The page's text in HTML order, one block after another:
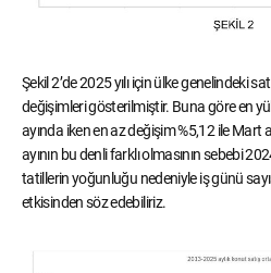
Şekil 2’de 2025 yılı için ülke genelindeki
değişimleri gösterilmiştir. Buna göre en
ayında iken en az değişim %5,12 ile Mart
ayının bu denli farklı olmasının sebebi
tatillerin yoğunluğu nedeniyle iş günü
etkisinden söz edebiliriz.